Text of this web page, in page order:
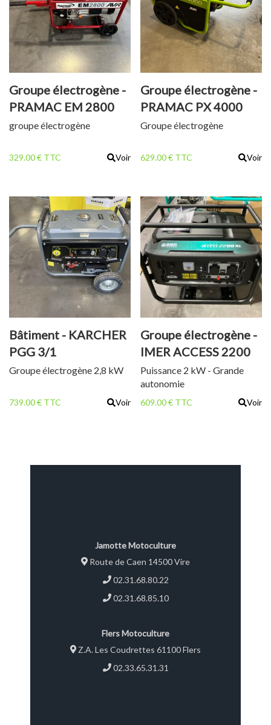
Groupe électrogène -
PRAMAC EM 2800
groupe électrogène
329.00 € TTC Voir
Groupe électrogène -
PRAMAC PX 4000
Groupe électrogène
629.00 € TTC Voir
Bâtiment - KARCHER
PGG 3/1
Groupe électrogène 2,8 kW
739.00 € TTC Voir
Groupe électrogène -
IMER ACCESS 2200
XL
Puissance 2 kW - Grande
autonomie
609.00 € TTC Voir
Jamotte Motoculture
Route de Caen 14500 Vire
02.31.68.80.22
02.31.68.85.10
Flers Motoculture
Z.A. Les Coudrettes 61100 Flers
02.33.65.31.31